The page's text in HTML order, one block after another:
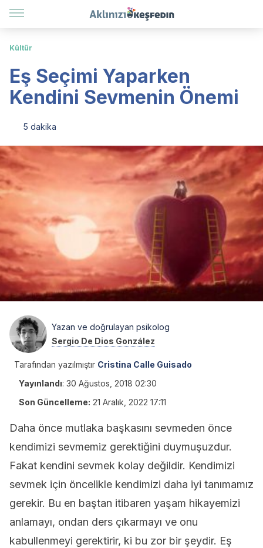
Kültür
Eş Seçimi Yaparken
Kendini Sevmenin Önemi
5 dakika
Yazan ve doğrulayan psikolog
Sergio De Dios González
Tarafından yazılmıştır Cristina Calle Guisado
Yayınlandı: 30 Ağustos, 2018 02:30
Son Güncelleme: 21 Aralık, 2022 17:11
Daha önce mutlaka başkasını sevmeden önce
kendimizi sevmemiz gerektiğini duymuşuzdur.
Fakat kendini sevmek kolay değildir. Kendimizi
sevmek için öncelikle kendimizi daha iyi tanımamız
gerekir. Bu en baştan itibaren yaşam hikayemizi
anlamayı, ondan ders çıkarmayı ve onu
kabullenmeyi gerektirir, ki bu zor bir şeydir. Eş